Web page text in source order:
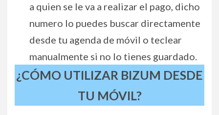
a quien se le va a realizar el pago, dicho
numero lo puedes buscar directamente
desde tu agenda de móvil o teclear
manualmente si no lo tienes guardado.
¿CÓMO UTILIZAR BIZUM DESDE
TU MÓVIL?